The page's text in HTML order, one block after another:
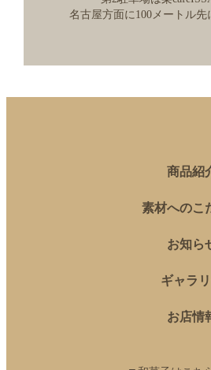
名古屋方面に100メートル先
商品紹
素材へのこ
お知ら
ギャラ
お店情